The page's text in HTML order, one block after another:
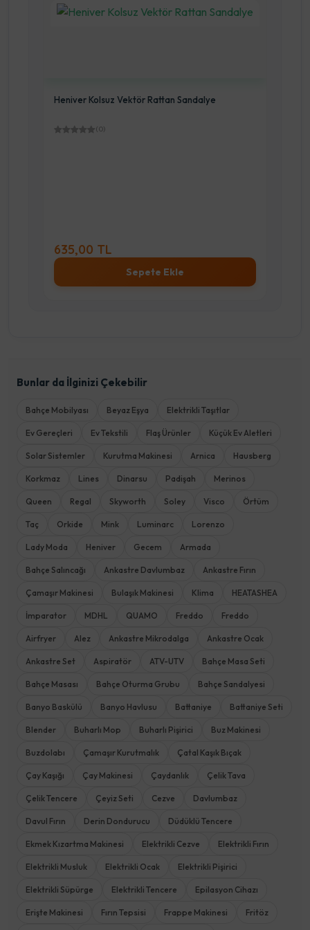
Heniver Babel Sandalye
350,00 TL
Sepete Ekle
Bunlar da İlginizi Çekebilir
Bahçe Mobilyası Beyaz Eşya Elektrikli Taşıtlar
Ev Gereçleri Ev Tekstili Flaş Ürünler Küçük Ev Aletleri
Solar Sistemler Kurutma Makinesi Arnica Hausberg
Korkmaz Lines Dinarsu Padişah Merinos
Queen Regal Skyworth Soley Visco Örtüm
Taç Orkide Mink Luminarc Lorenzo
Lady Moda Heniver Gecem Armada
Bahçe Salıncağı Ankastre Davlumbaz Ankastre Fırın
Çamaşır Makinesi Bulaşık Makinesi Klima HEATASHEA
İmparator MDHL QUAMO Freddo Freddo
Airfryer Alez Ankastre Mikrodalga Ankastre Ocak
Ankastre Set Aspiratör ATV-UTV Bahçe Masa Seti
Bahçe Masası Bahçe Oturma Grubu Bahçe Sandalyesi
Banyo Baskülü Banyo Havlusu Battaniye Battaniye Seti
Blender Buharlı Mop Buharlı Pişirici Buz Makinesi
Buzdolabı Çamaşır Kurutmalık Çatal Kaşık Bıçak
Çay Kaşığı Çay Makinesi Çaydanlık Çelik Tava
Çelik Tencere Çeyiz Seti Cezve Davlumbaz
Davul Fırın Derin Dondurucu Düdüklü Tencere
Ekmek Kızartma Makinesi Elektrikli Cezve Elektrikli Fırın
Elektrikli Musluk Elektrikli Ocak Elektrikli Pişirici
Elektrikli Süpürge Elektrikli Tencere Epilasyon Cihazı
Erişte Makinesi Fırın Tepsisi Frappe Makinesi Fritöz